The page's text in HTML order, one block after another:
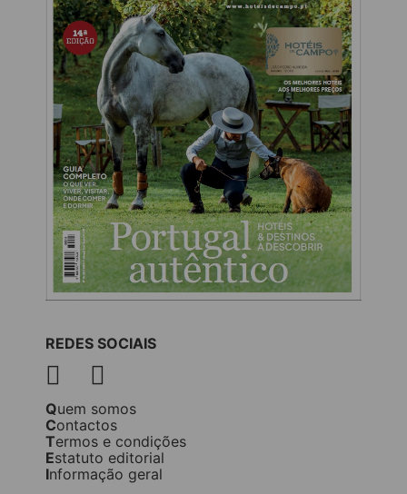
REDES SOCIAIS
Quem somos
Contactos
Termos e condições
Estatuto editorial
Informação geral